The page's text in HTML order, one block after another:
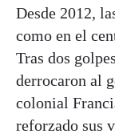
Desde 2012,
como en el
Tras dos
derrocaron al
colonial
reforzado sus